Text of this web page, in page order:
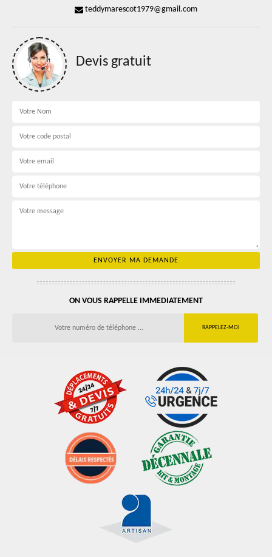
teddymarescot1979@gmail.com
Devis gratuit
ON VOUS RAPPELLE IMMEDIATEMENT